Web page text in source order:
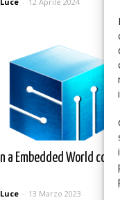
a Embedded World con
- 13 Marzo 2023